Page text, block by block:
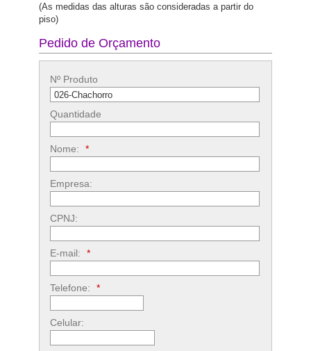
(As medidas das alturas são consideradas a partir do
piso)
Pedido de Orçamento
Nº Produto
Quantidade
Nome: *
Empresa:
CPNJ:
E-mail: *
Telefone: *
Celular: